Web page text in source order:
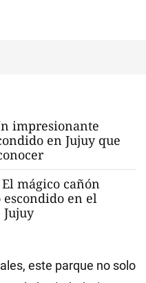
impresionante
en Jujuy que
El mágico cañón
en el
Jujuy
este parque no solo